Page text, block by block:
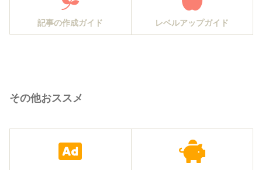
記事の作成ガイド レベルアップガイド
その他おススメ